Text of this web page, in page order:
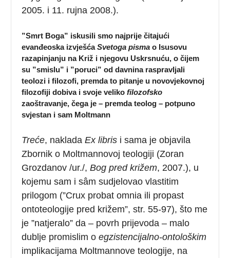
2005. i 11. rujna 2008.).
”Smrt Boga” iskusili smo najprije čitajući
evanđeoska izvješćaSvetoga pisma o Isusovu
razapinjanju na Križ i njegovu Uskrsnuću, o čijem
su ”smislu” i ”poruci” od davnina raspravljali
teolozi i filozofi, premda to pitanje u novovjekovnoj
filozofiji dobiva i svoje velikofilozofsko
zaoštravanje, čega je – premda teolog – potpuno
svjestan i sam Moltmann
Treće, nakladaEx libris i sama je objavila
Zbornik o Moltmannovoj teologiji (Zoran
Grozdanov /ur./,Bog pred križem, 2007.), u
kojemu sam i sâm sudjelovao vlastitim
prilogom (”Crux probat omnia ili propast
ontoteologije pred križem”, str. 55-97), što me
je ”natjeralo” da – povrh prijevoda – malo
dublje promislim oegzistencijalno-ontološkim
implikacijama Moltmannove teologije, na